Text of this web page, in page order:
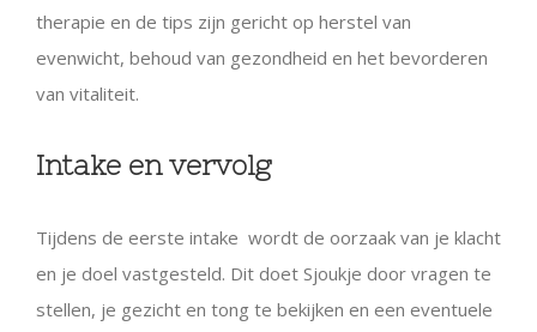
therapie en de tips zijn gericht op herstel van
evenwicht, behoud van gezondheid en het bevorderen
van vitaliteit.
Intake en vervolg
Tijdens de eerste intake wordt de oorzaak van je klacht
en je doel vastgesteld. Dit doet Sjoukje door vragen te
stellen, je gezicht en tong te bekijken en een eventuele